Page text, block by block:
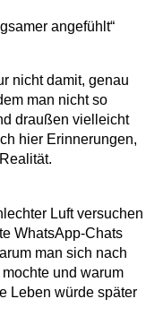
angefühlt“
nicht damit, genau
man nicht so
draußen vielleicht
hier Erinnerungen,
Luft versuchen
WhatsApp-Chats
man sich nach
und warum
Leben würde später